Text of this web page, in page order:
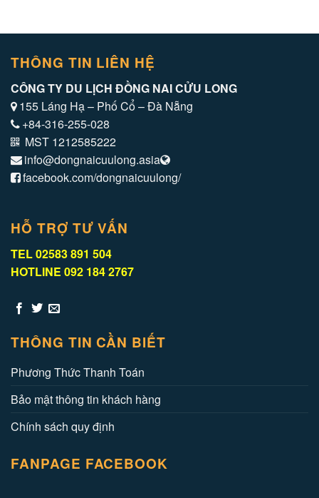
THÔNG TIN LIÊN HỆ
CÔNG TY DU LỊCH ĐỒNG NAI CỬU LONG
155 Láng Hạ – Phố Cổ – Đà Nẵng
+84-316-255-028
MST 1212585222
info@dongnaicuulong.asia
facebook.com/dongnaicuulong/
HỖ TRỢ TƯ VẤN
TEL 02583 891 504
HOTLINE 092 184 2767
THÔNG TIN CẦN BIẾT
Phương Thức Thanh Toán
Bảo mật thông tin khách hàng
Chính sách quy định
FANPAGE FACEBOOK